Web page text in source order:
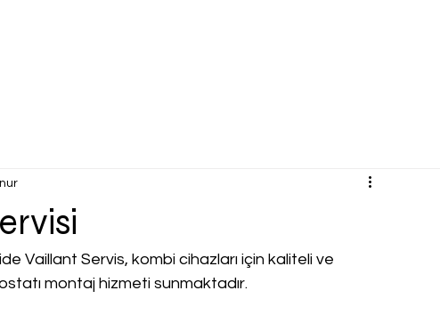
Vaillant Servis, kombi cihazları için kaliteli ve
montaj hizmeti sunmaktadır.